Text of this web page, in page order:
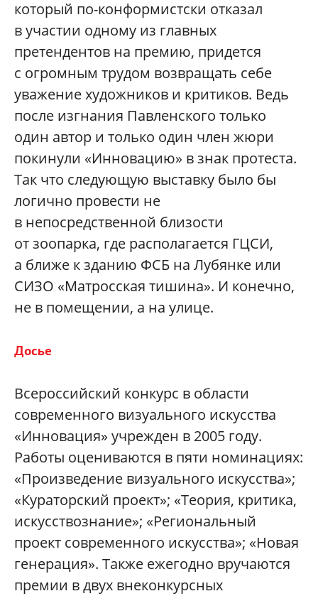
который по-конформистски отказал
в участии одному из главных
претендентов на премию, придется
с огромным трудом возвращать себе
уважение художников и критиков. Ведь
после изгнания Павленского только
один автор и только один член жюри
покинули «Инновацию» в знак протеста.
Так что следующую выставку было бы
логично провести не
в непосредственной близости
от зоопарка, где располагается ГЦСИ,
а ближе к зданию ФСБ на Лубянке или
СИЗО «Матросская тишина». И конечно,
не в помещении, а на улице.
Досье
Всероссийский конкурс в области
современного визуального искусства
«Инновация» учрежден в 2005 году.
Работы оцениваются в пяти номинациях:
«Произведение визуального искусства»;
«Кураторский проект»; «Теория, критика,
искусствознание»; «Региональный
проект современного искусства»; «Новая
генерация». Также ежегодно вручаются
премии в двух внеконкурсных